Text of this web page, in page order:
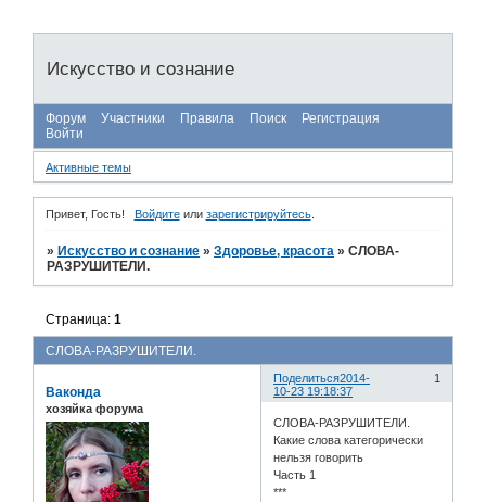
Искусство и сознание
Форум Участники Правила Поиск
Регистрация
Войти
Активные темы
Привет, Гость! Войдитеили зарегистрируйтесь.
» Искусство и сознание »Здоровье, красота »СЛОВА-
РАЗРУШИТЕЛИ.
СЛОВА-РАЗРУШИТЕЛИ.
Страница:1
Поделиться 1
2014-
10-23 19:18:37
Ваконда
хозяйка форума
СЛОВА-РАЗРУШИТЕЛИ.
Какие слова категорически
нельзя говорить
Часть 1
***